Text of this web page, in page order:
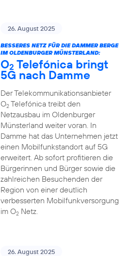
26. August 2025
BESSERES NETZ FÜR DIE DAMMER BERGE
IM OLDENBURGER MÜNSTERLAND:
O2 Telefónica bringt
5G nach Damme
Der Telekommunikationsanbieter
O2Telefónica treibt den
Netzausbau im Oldenburger
Münsterland weiter voran. In
Damme hat das Unternehmen jetzt
einen Mobilfunkstandort auf 5G
erweitert. Ab sofort profitieren die
Bürgerinnen und Bürger sowie die
zahlreichen Besuchenden der
Region von einer deutlich
verbesserten Mobilfunkversorgung
im O2Netz.
26. August 2025